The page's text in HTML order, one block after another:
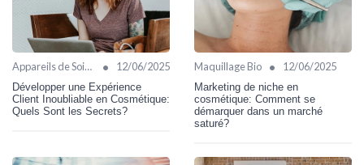
Appareils de Soin Visage • 12/06/2025
Développer une Expérience
Client Inoubliable en Cosmétique:
Quels Sont les Secrets?
Maquillage Bio • 12/06/2025
Marketing de niche en
cosmétique: Comment se
démarquer dans un marché
saturé?